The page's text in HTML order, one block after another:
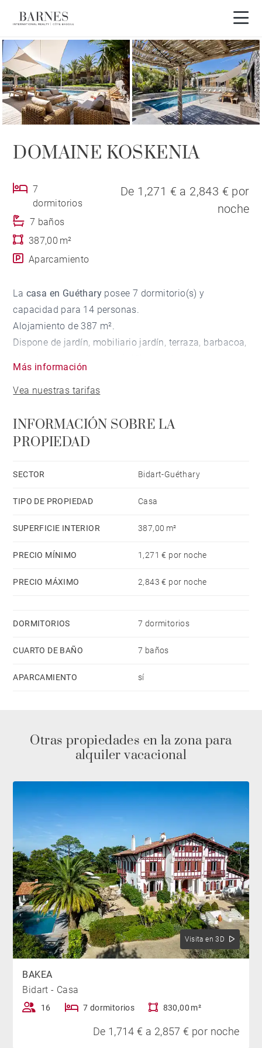
Visita en 3D
DOMAINE KOSKENIA
7
dormitorios
7 baños
387,00 m²
Aparcamiento
De 1,271 € a 2,843 € por
noche
La casa en Guéthary posee 7 dormitorio(s) y
capacidad para 14 personas.
Alojamiento de 387 m².
Dispone de jardín, mobiliario jardín, terraza, barbacoa,
todo el alojamiento, piscina climatizada privada,
Televisores.
La cocina, está equipada con nevera, microondas,
vajilla/cubertería, utensilios/cocina, cafetera,
Más información
Vea nuestras tarifas
INFORMACIÓN SOBRE LA
PROPIEDAD
SECTOR Bidart-Guéthary
TIPO DE PROPIEDAD Casa
SUPERFICIE INTERIOR 387,00 m²
PRECIO MÍNIMO 1,271 € por noche
PRECIO MÁXIMO 2,843 € por noche
DORMITORIOS 7 dormitorios
CUARTO DE BAÑO 7 baños
APARCAMIENTO sí
Otras propiedades en la zona para
alquiler vacacional
Visita en 3D
BAKEA
Bidart - Casa
16 7 dormitorios 830,00 m²
De 1,714 € a 2,857 € por noche